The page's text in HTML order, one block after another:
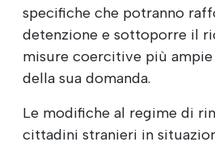
specifiche che potranno
detenzione e sottoporre il
misure coercitive più
della sua domanda.
Le modifiche al regime di
cittadini stranieri in